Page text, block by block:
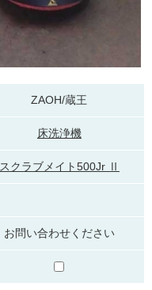
ZAOH/蔵王
床洗浄機
スクラブメイト500Jr Ⅱ
お問い合わせください